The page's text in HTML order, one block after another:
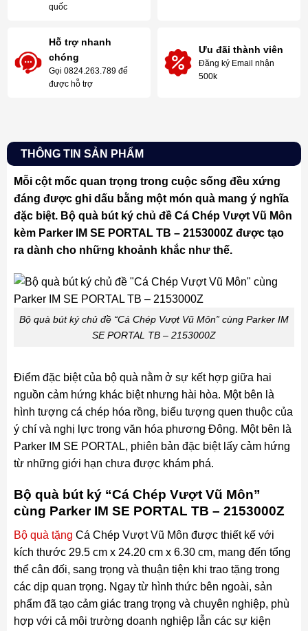
quốc
Hỗ trợ nhanh
chóng
Gọi 0824.263.789 để
được hỗ trợ
Ưu đãi thành viên
Đăng ký Email nhận
500k
THÔNG TIN SẢN PHẨM
Mỗi cột mốc quan trọng trong cuộc sống đều xứng
đáng được ghi dấu bằng một món quà mang ý nghĩa
đặc biệt. Bộ quà bút ký chủ đề Cá Chép Vượt Vũ Môn
kèm Parker IM SE PORTAL TB – 2153000Z được tạo
ra dành cho những khoảnh khắc như thế.
Bộ quà bút ký chủ đề “Cá Chép Vượt Vũ Môn” cùng Parker IM
SE PORTAL TB – 2153000Z
Điểm đặc biệt của bộ quà nằm ở sự kết hợp giữa hai
nguồn cảm hứng khác biệt nhưng hài hòa. Một bên là
hình tượng cá chép hóa rồng, biểu tượng quen thuộc của
ý chí và nghị lực trong văn hóa phương Đông. Một bên là
Parker IM SE PORTAL, phiên bản đặc biệt lấy cảm hứng
từ những giới hạn chưa được khám phá.
Bộ quà bút ký “Cá Chép Vượt Vũ Môn”
cùng Parker IM SE PORTAL TB – 2153000Z
Bộ quà tặng Cá Chép Vượt Vũ Môn được thiết kế với
kích thước 29.5 cm x 24.20 cm x 6.30 cm, mang đến tổng
thể cân đối, sang trọng và thuận tiện khi trao tặng trong
các dịp quan trọng. Ngay từ hình thức bên ngoài, sản
phẩm đã tạo cảm giác trang trọng và chuyên nghiệp, phù
hợp với cả môi trường doanh nghiệp lẫn các sự kiện